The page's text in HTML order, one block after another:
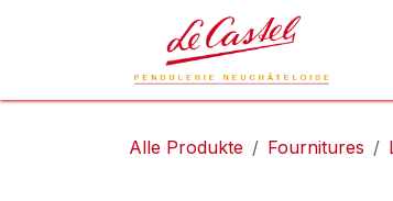
Alle Produkte Fournitures